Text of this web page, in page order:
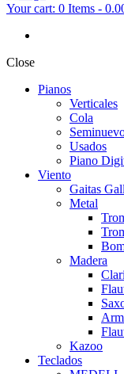
Your cart: 0 Items -
Close
Pianos
Verticales
Cola
Usados
Piano
Viento
Gaitas
Metal
Madera
Kazoo
Teclados